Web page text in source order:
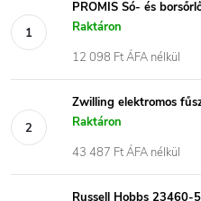
PROMIS Só- és
Raktáron
12 098 Ft ÁFA nélkül
Zwilling elektromos
Raktáron
43 487 Ft ÁFA nélkül
Russell Hobbs 23460-